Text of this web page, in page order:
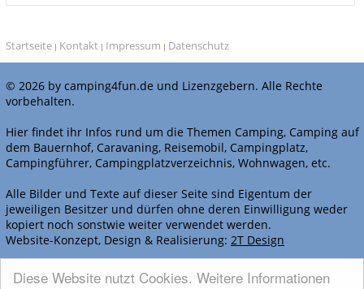
Diese Website nutzt Cookies. Weitere Informationen
Startseite | Kontakt | Impressum | Datenschutz
© 2026 by camping4fun.de und Lizenzgebern. Alle Rechte
vorbehalten.
Hier findet ihr Infos rund um die Themen Camping, Camping auf
dem Bauernhof, Caravaning, Reisemobil, Campingplatz,
Campingführer, Campingplatzverzeichnis, Wohnwagen, etc.
Alle Bilder und Texte auf dieser Seite sind Eigentum der
jeweiligen Besitzer und dürfen ohne deren Einwilligung weder
kopiert noch sonstwie weiter verwendet werden.
Website-Konzept, Design & Realisierung: 2T Design